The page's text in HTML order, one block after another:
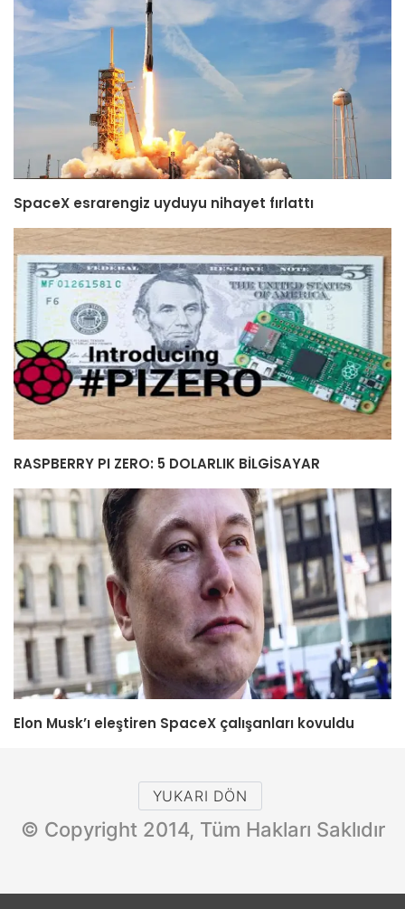
SpaceX esrarengiz uyduyu nihayet fırlattı
RASPBERRY PI ZERO: 5 DOLARLIK BİLGİSAYAR
Elon Musk’ı eleştiren SpaceX çalışanları kovuldu
YUKARI DÖN
© Copyright 2014, Tüm Hakları Saklıdır